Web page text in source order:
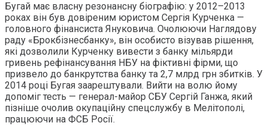
Бугай має власну резонансну біографію: у 2012–2013
роках він був довіреним юристом Сергія Курченка —
головного фінансиста Януковича. Очолюючи Наглядову
раду «Брокбізнесбанку», він особисто візував рішення,
які дозволили Курченку вивести з банку мільярди
гривень рефінансування НБУ на фіктивні фірми, що
призвело до банкрутства банку та 2,7 млрд грн збитків. У
2014 році Бугая заарештували. Вийти на волю йому
допоміг тесть — генерал-майор СБУ Сергій Ганжа, який
пізніше очолив окупаційну спецслужбу в Мелітополі,
працюючи на ФСБ Росії.